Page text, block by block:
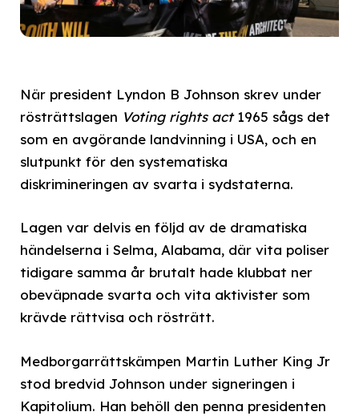
När president Lyndon B Johnson skrev under
rösträttslagen Voting rights act1965 sågs det
som en avgörande landvinning i USA, och en
slutpunkt för den systematiska
diskrimineringen av svarta i sydstaterna.
Lagen var delvis en följd av de dramatiska
händelserna i Selma, Alabama, där vita poliser
tidigare samma år brutalt hade klubbat ner
obeväpnade svarta och vita aktivister som
krävde rättvisa och rösträtt.
Medborgarrättskämpen Martin Luther King Jr
stod bredvid Johnson under signeringen i
Kapitolium. Han behöll den penna presidenten